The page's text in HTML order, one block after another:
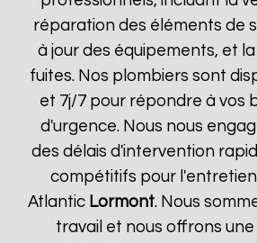
réparation des éléments de
à jour des équipements, et
fuites. Nos plombiers sont
et 7j/7 pour répondre à vos
d'urgence. Nous nous
des délais d'intervention
compétitifs pour
Atlantic Lormont. Nous
travail et nous offrons